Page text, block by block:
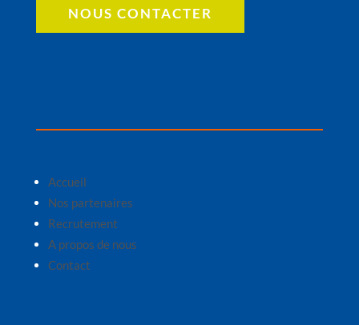
NOUS CONTACTER
Accueil
Nos partenaires
Recrutement
A propos de nous
Contact